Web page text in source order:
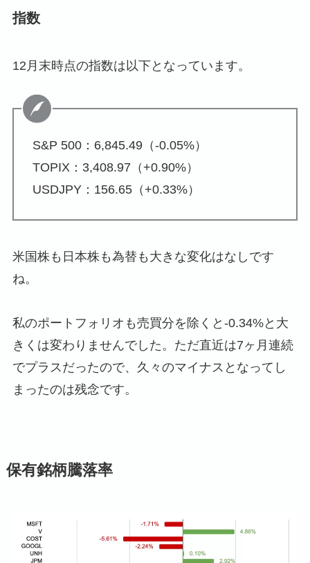
指数
12月末時点の指数は以下となっています。
S&P 500：6,845.49（-0.05%）
TOPIX：3,408.97（+0.90%）
USDJPY：156.65（+0.33%）
米国株も日本株も為替も大きな変化はなしです
ね。
私のポートフォリオも売買分を除くと-0.34%と大
きくは変わりませんでした。ただ直近は7ヶ月連続
でプラスだったので、久々のマイナスとなってし
まったのは残念です。
保有銘柄騰落率